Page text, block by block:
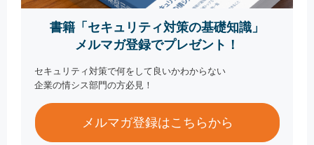
書籍「セキュリティ対策の基礎知識」
メルマガ登録でプレゼント！
セキュリティ対策で何をして良いかわからない
企業の情シス部門の方必見！
メルマガ登録はこちらから